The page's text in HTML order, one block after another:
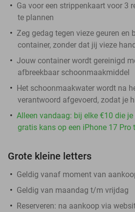
Ga voor een strippenkaart voor 3
te plannen
Zeg gedag tegen vieze geuren en
container, zonder dat jij vieze
Jouw container wordt gereinigd
afbreekbaar schoonmaakmiddel
Het schoonmaakwater wordt na
verantwoord afgevoerd, zodat je
Alleen vandaag: bij elke €10 die
gratis kans op een iPhone 17 Pro
Grote kleine letters
Geldig vanaf moment van
Geldig van maandag t/m vrijdag
Reserveren: na aankoop via